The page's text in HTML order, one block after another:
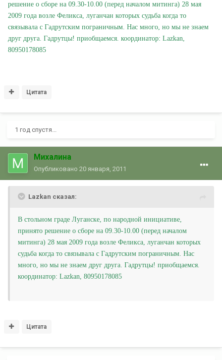
решение о сборе на 09.30-10.00 (перед началом митинга) 28 мая
2009 года возле Феликса, луганчан которых судьба когда то
связывала с Гадрутским пограничным. Нас много, но мы не знаем
друг друга. Гадрутцы! приобщаемся. координатор: Lazkan,
80950178085
Цитата
1 год спустя...
Михалина
Опубликовано 20 января, 2011
Lazkan сказал:
В стольном граде Луганске, по народной инициативе,
принято решение о сборе на 09.30-10.00 (перед началом
митинга) 28 мая 2009 года возле Феликса, луганчан которых
судьба когда то связывала с Гадрутским пограничным. Нас
много, но мы не знаем друг друга. Гадрутцы! приобщаемся.
координатор: Lazkan, 80950178085
Цитата